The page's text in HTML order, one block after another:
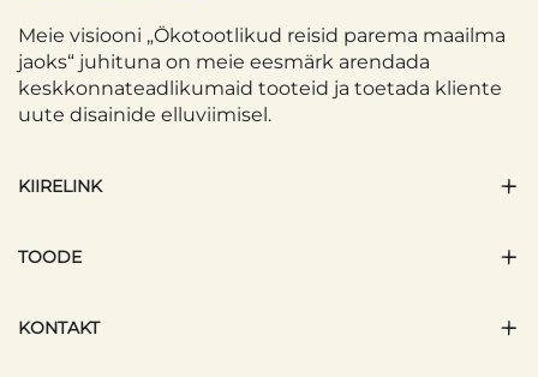
Meie visiooni „Ökotootlikud reisid parema maailma
jaoks“ juhituna on meie eesmärk arendada
keskkonnateadlikumaid tooteid ja toetada kliente
uute disainide elluviimisel.
KIIRELINK
TOODE
KONTAKT